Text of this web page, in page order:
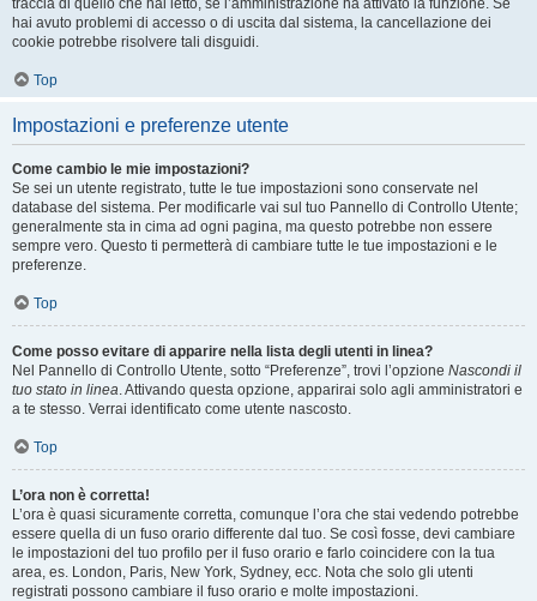
traccia di quello che hai letto, se l’amministrazione ha attivato la funzione. Se
hai avuto problemi di accesso o di uscita dal sistema, la cancellazione dei
cookie potrebbe risolvere tali disguidi.
Top
Impostazioni e preferenze utente
Come cambio le mie impostazioni?
Se sei un utente registrato, tutte le tue impostazioni sono conservate nel
database del sistema. Per modificarle vai sul tuo Pannello di Controllo Utente;
generalmente sta in cima ad ogni pagina, ma questo potrebbe non essere
sempre vero. Questo ti permetterà di cambiare tutte le tue impostazioni e le
preferenze.
Top
Come posso evitare di apparire nella lista degli utenti in linea?
Nel Pannello di Controllo Utente, sotto “Preferenze”, trovi l’opzione Nascondi il
tuo stato in linea. Attivando questa opzione, apparirai solo agli amministratori e
a te stesso. Verrai identificato come utente nascosto.
Top
L’ora non è corretta!
L’ora è quasi sicuramente corretta, comunque l’ora che stai vedendo potrebbe
essere quella di un fuso orario differente dal tuo. Se così fosse, devi cambiare
le impostazioni del tuo profilo per il fuso orario e farlo coincidere con la tua
area, es. London, Paris, New York, Sydney, ecc. Nota che solo gli utenti
registrati possono cambiare il fuso orario e molte impostazioni.